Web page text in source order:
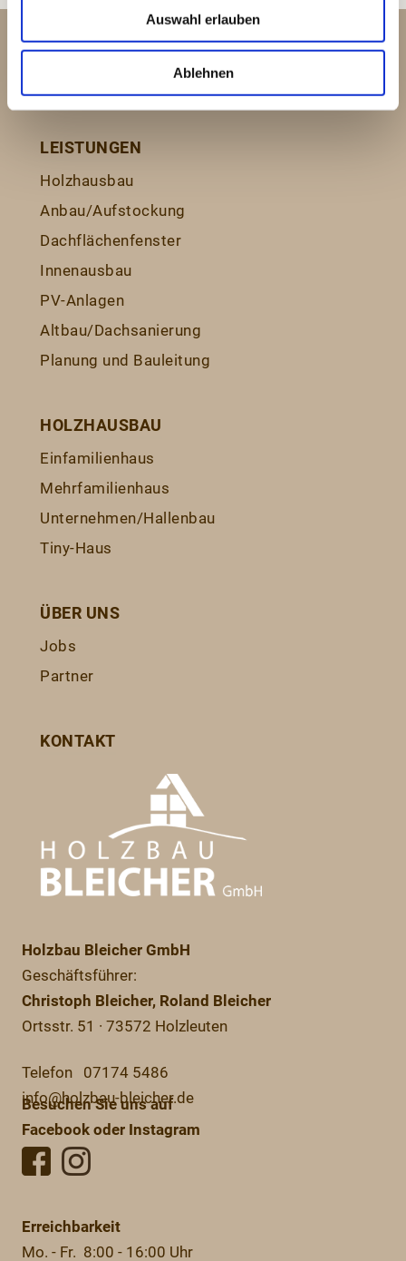
Auswahl erlauben
Ablehnen
LEISTUNGEN
Holzhausbau
Anbau/Aufstockung
Dachflächenfenster
Innenausbau
PV-Anlagen
Altbau/Dachsanierung
Planung und Bauleitung
HOLZHAUSBAU
Einfamilienhaus
Mehrfamilienhaus
Unternehmen/Hallenbau
Tiny-Haus
ÜBER UNS
Jobs
Partner
KONTAKT
Holzbau Bleicher GmbH
Geschäftsführer:
Christoph Bleicher, Roland Bleicher
Ortsstr. 51 · 73572 Holzleuten
Telefon 07174 5486
info@holzbau-bleicher.de
Besuchen Sie uns auf
Facebook oder Instagram
Erreichbarkeit
Mo. - Fr. 8:00 - 16:00 Uhr